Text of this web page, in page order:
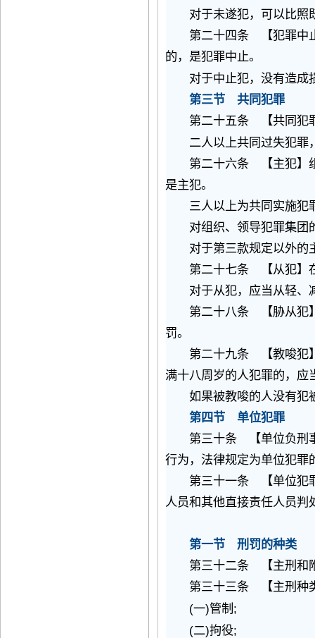
对于未遂犯，可以比照
第二十四条 【犯罪中止
的，是犯罪中止。
对于中止犯，没有造成
第三节 共同犯罪
第二十五条 【共同犯
二人以上共同过失犯罪
第二十六条 【主犯】组
是主犯。
三人以上为共同实施犯
对组织、领导犯罪集团
对于第三款规定以外的主
第二十七条 【从犯】在
对于从犯，应当从轻、
第二十八条 【胁从犯】
罚。
第二十九条 【教唆犯】
满十八周岁的人犯罪的，应
如果被教唆的人没有犯
第四节 单位犯罪
第三十条 【单位负刑
行为，法律规定为单位犯罪
第三十一条 【单位犯罪
人员和其他直接责任人员判
第一节 刑罚的种类
第三十二条 【主刑和
第三十三条 【主刑种类
(一)管制 ;
(二)拘役;